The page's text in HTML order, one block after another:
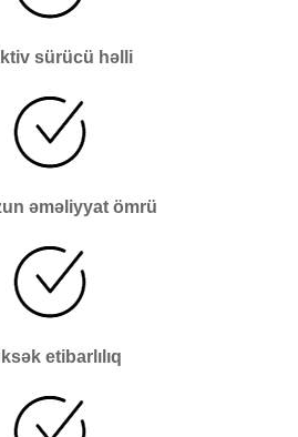
sürücü həlli
əməliyyat ömrü
etibarlılıq